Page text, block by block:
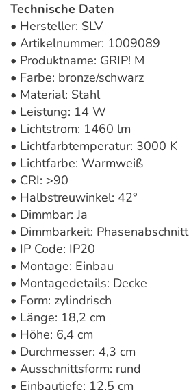
Technische Daten
• Hersteller: SLV
• Artikelnummer: 1009089
• Produktname: GRIP! M
• Farbe: bronze/schwarz
• Material: Stahl
• Leistung: 14 W
• Lichtstrom: 1460 lm
• Lichtfarbtemperatur: 3000 K
• Lichtfarbe: Warmweiß
• CRI: >90
• Halbstreuwinkel: 42°
• Dimmbar: Ja
• Dimmbarkeit: Phasenabschnitt
• IP Code: IP20
• Montage: Einbau
• Montagedetails: Decke
• Form: zylindrisch
• Länge: 18,2 cm
• Höhe: 6,4 cm
• Durchmesser: 4,3 cm
• Ausschnittsform: rund
• Einbautiefe: 12,5 cm